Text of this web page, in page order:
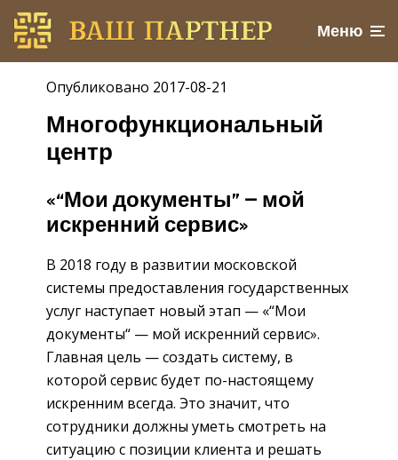
Меню
Опубликовано 2017-08-21
Многофункциональный
центр
«“Мои документы” — мой
искренний сервис»
В 2018 году в развитии московской
системы предоставления государственных
услуг наступает новый этап — «“Мои
документы“ — мой искренний сервис».
Главная цель — создать систему, в
которой сервис будет по-настоящему
искренним всегда. Это значит, что
сотрудники должны уметь смотреть на
ситуацию с позиции клиента и решать